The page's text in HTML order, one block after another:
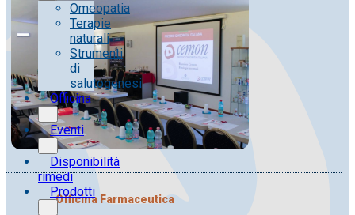
Omeopatia
Terapie
naturali
Strumenti
di
salutogenesi
Officina
Eventi
Disponibilità
rimedi
Prodotti
Officina Farmaceutica